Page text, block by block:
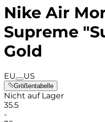
Nike Air
Supreme
Gold
EU US
Größentabelle
Nicht auf Lager
35.5
-